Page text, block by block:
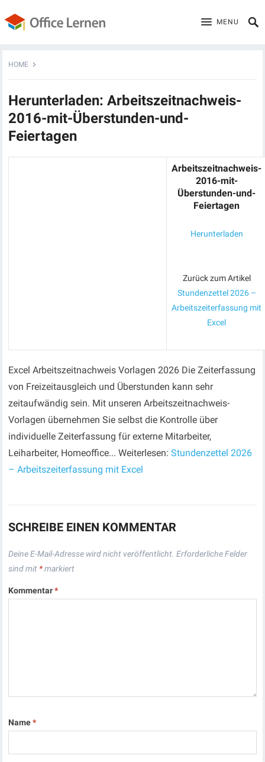
MENU
HOME
Herunterladen: Arbeitszeitnachweis-
2016-mit-Überstunden-und-
Feiertagen
Arbeitszeitnachweis-
2016-mit-
Überstunden-und-
Feiertagen
Herunterladen
Zurück zum Artikel
Stundenzettel 2026 –
Arbeitszeiterfassung mit
Excel
Excel Arbeitszeitnachweis Vorlagen 2026 Die Zeiterfassung
von Freizeitausgleich und Überstunden kann sehr
zeitaufwändig sein. Mit unseren Arbeitszeitnachweis-
Vorlagen übernehmen Sie selbst die Kontrolle über
individuelle Zeiterfassung für externe Mitarbeiter,
Leiharbeiter, Homeoffice... Weiterlesen:Stundenzettel 2026
– Arbeitszeiterfassung mit Excel
SCHREIBE EINEN KOMMENTAR
Deine E-Mail-Adresse wird nicht veröffentlicht. Erforderliche Felder
sind mit *markiert
Kommentar*
Name*